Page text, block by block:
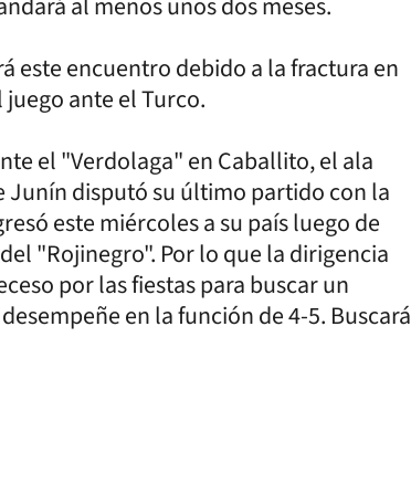
este encuentro debido a la fractura en
ante el Turco.
el "Verdolaga" en Caballito, el ala
Junín disputó su último partido con la
este miércoles a su país luego de
"Rojinegro". Por lo que la dirigencia
por las fiestas para buscar un
en la función de 4-5. Buscará